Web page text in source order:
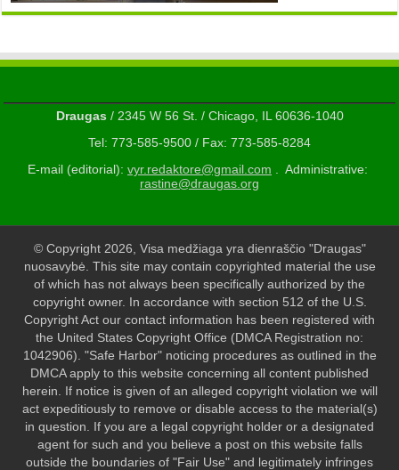
Draugas/ 2345 W 56 St. / Chicago, IL 60636-1040
Tel: 773-585-9500 / Fax: 773-585-8284
E-mail (editorial): vyr.redaktore@gmail.com . Administrative:
rastine@draugas.org
© Copyright 2026, Visa medžiaga yra dienraščio "Draugas"
nuosavybė. This site may contain copyrighted material the use
of which has not always been specifically authorized by the
copyright owner. In accordance with section 512 of the U.S.
Copyright Act our contact information has been registered with
the United States Copyright Office (DMCA Registration no:
1042906). "Safe Harbor" noticing procedures as outlined in the
DMCA apply to this website concerning all content published
herein. If notice is given of an alleged copyright violation we will
act expeditiously to remove or disable access to the material(s)
in question. If you are a legal copyright holder or a designated
agent for such and you believe a post on this website falls
outside the boundaries of "Fair Use" and legitimately infringes